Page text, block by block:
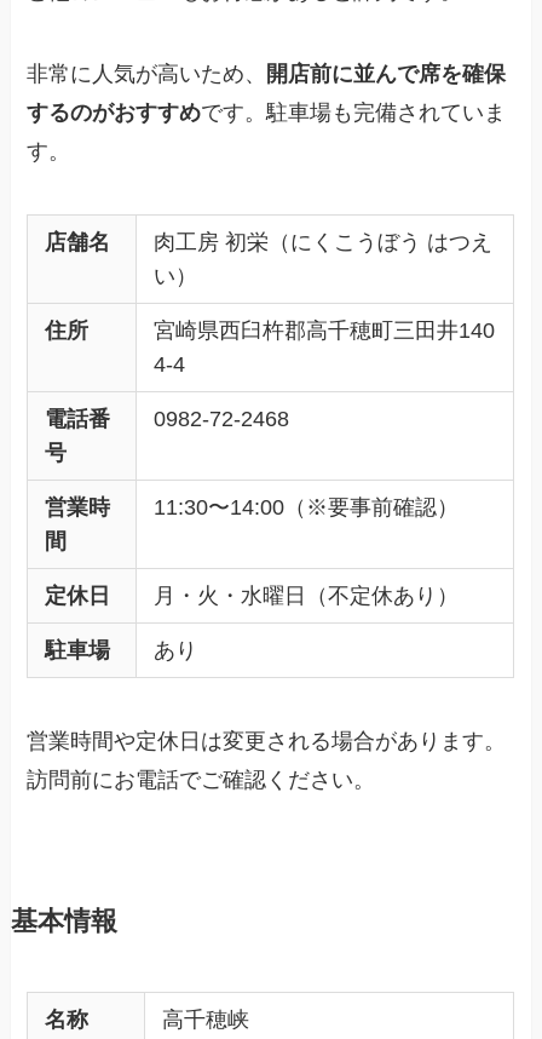
非常に人気が高いため、
開店前に並んで席を確保
するのがおすすめです。駐車場も完備されていま
す。
店舗名
肉工房 初栄（にくこうぼう はつえ
い）
住所
宮崎県西臼杵郡高千穂町三田井140
4-4
電話番
号
0982-72-2468
営業時
間
11:30〜14:00（※要事前確認）
定休日 月・火・水曜日（不定休あり）
駐車場 あり
営業時間や定休日は変更される場合があります。
訪問前にお電話でご確認ください。
基本情報
名称 高千穂峡